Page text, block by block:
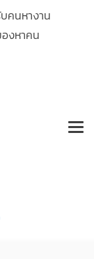
คนหางาน
งหาคน